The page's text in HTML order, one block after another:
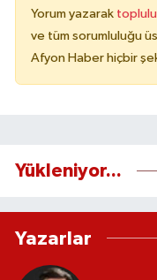
Yorum yazarak
ve tüm sorumluluğu
Afyon Haber hiçbir
Yükleniyor...
Yazarlar